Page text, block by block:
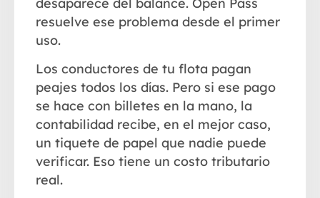
resuelve ese problema desde el primer
uso.
Los conductores de tu flota pagan
peajes todos los días. Pero si ese pago
se hace con billetes en la mano, la
contabilidad recibe, en el mejor caso,
un tiquete de papel que nadie puede
verificar. Eso tiene un costo tributario
real.